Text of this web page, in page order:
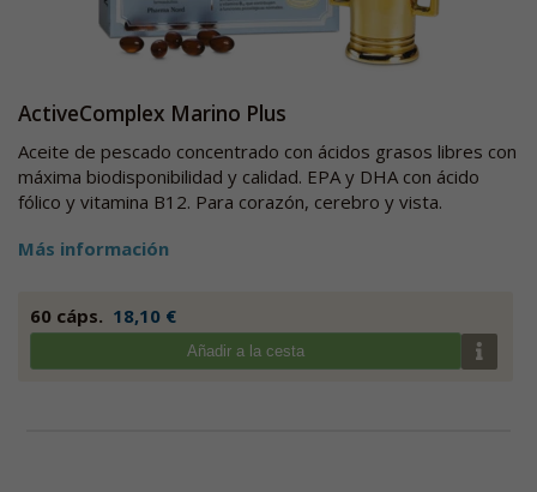
ActiveComplex Marino Plus
Aceite de pescado concentrado con ácidos grasos libres con
máxima biodisponibilidad y calidad. EPA y DHA con ácido
fólico y vitamina B12. Para corazón, cerebro y vista.
Más información
60 cáps. 18,10 €
Añadir a la cesta